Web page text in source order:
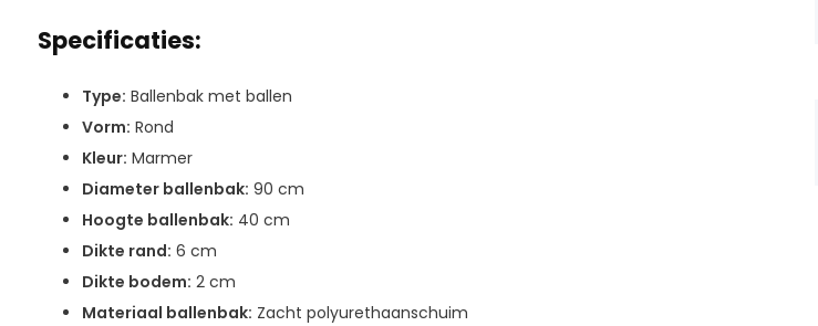
Specificaties:
Type: Ballenbak met ballen
Vorm: Rond
Kleur: Marmer
Diameter ballenbak: 90 cm
Hoogte ballenbak: 40 cm
Dikte rand: 6 cm
Dikte bodem: 2 cm
Materiaal ballenbak: Zacht polyurethaanschuim